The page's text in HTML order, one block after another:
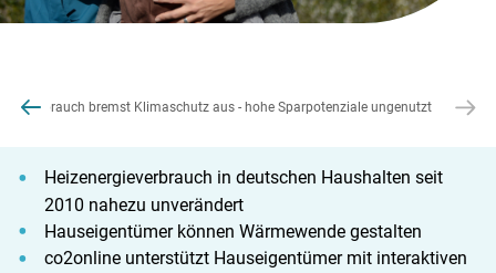
bremst Klimaschutz aus - hohe Sparpotenziale ungenutzt
Heizenergieverbrauch in deutschen Haushalten seit
2010 nahezu unverändert
Hauseigentümer können Wärmewende gestalten
co2online unterstützt Hauseigentümer mit interaktiven